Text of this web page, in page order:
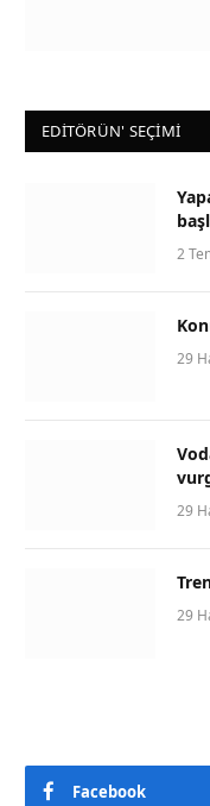
EDİTÖRÜN' SEÇİMİ
2
29
29
29
Facebook